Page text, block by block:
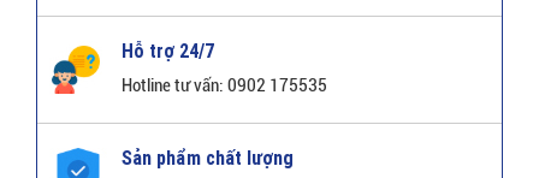
Hỗ trợ 24/7
Hotline tư vấn: 0902 175535
Sản phẩm chất lượng